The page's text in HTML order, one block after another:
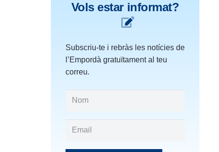
Vols estar informat?
Subscriu-te i rebràs les notícies de
l’Empordà gratuïtament al teu
correu.